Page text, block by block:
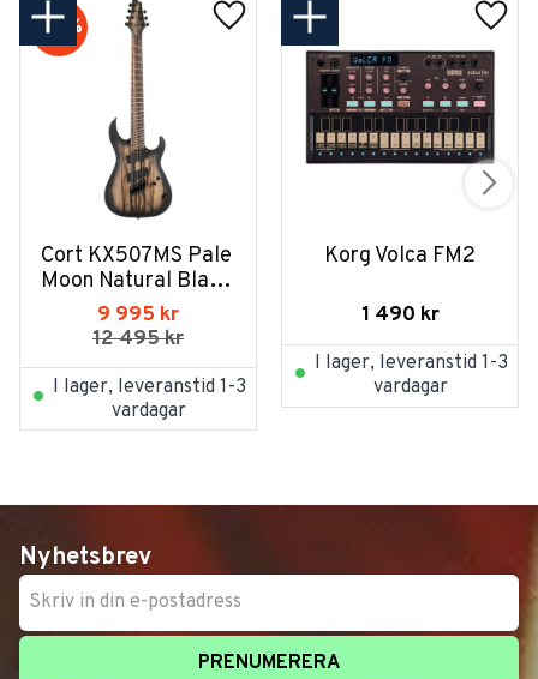
Cort KX507MS Pale
Moon Natural Black
Burst
9 995 kr
12 495kr
20 %
I lager, leveranstid 1-3
vardagar
Korg Volca FM2
1 490 kr
I lager, leveranstid 1-3
vardagar
Nyhetsbrev
PRENUMERERA